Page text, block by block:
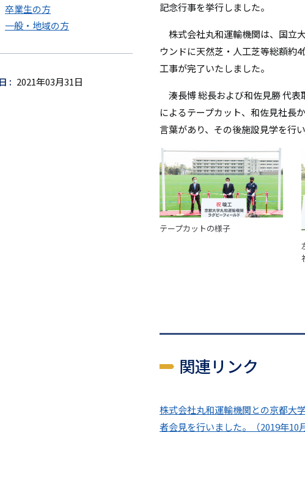
ン
ク
ン
ク
卒業生の方
一般・地域の方
2021年03月31日
記念行事を挙行しました。
株式会社丸和運輸機関は、国立
ウンドに天然芝・人工芝等総額約
工事が完了いたしました。
湊長博総長および和佐見勝 代
によるテープカット、和佐見社長
言葉があり、その後施設見学を行い
テープカットの様子
関連リンク
株式会社丸和運輸機関との京都大
者会見を行いました。（2019年10